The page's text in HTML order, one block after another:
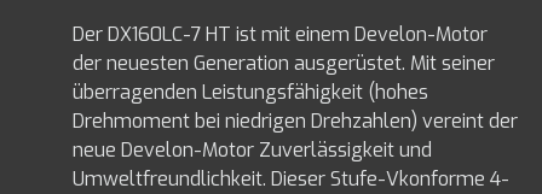
Der DX160LC-7 HT ist mit einem Develon-Motor
der neuesten Generation ausgerüstet. Mit seiner
überragenden Leistungsfähigkeit (hohes
Drehmoment bei niedrigen Drehzahlen) vereint der
neue Develon-Motor Zuverlässigkeit und
Umweltfreundlichkeit. Dieser Stufe-Vkonforme 4-